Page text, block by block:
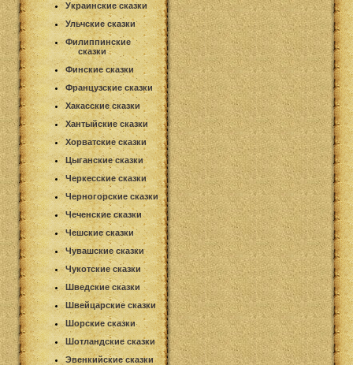
Украинские сказки
Ульчские сказки
Филиппинские
сказки
Финские сказки
Французские сказки
Хакасские сказки
Хантыйские сказки
Хорватские сказки
Цыганские сказки
Черкесские сказки
Черногорские сказки
Чеченские сказки
Чешские сказки
Чувашские сказки
Чукотские сказки
Шведские сказки
Швейцарские сказки
Шорские сказки
Шотландские сказки
Эвенкийские сказки